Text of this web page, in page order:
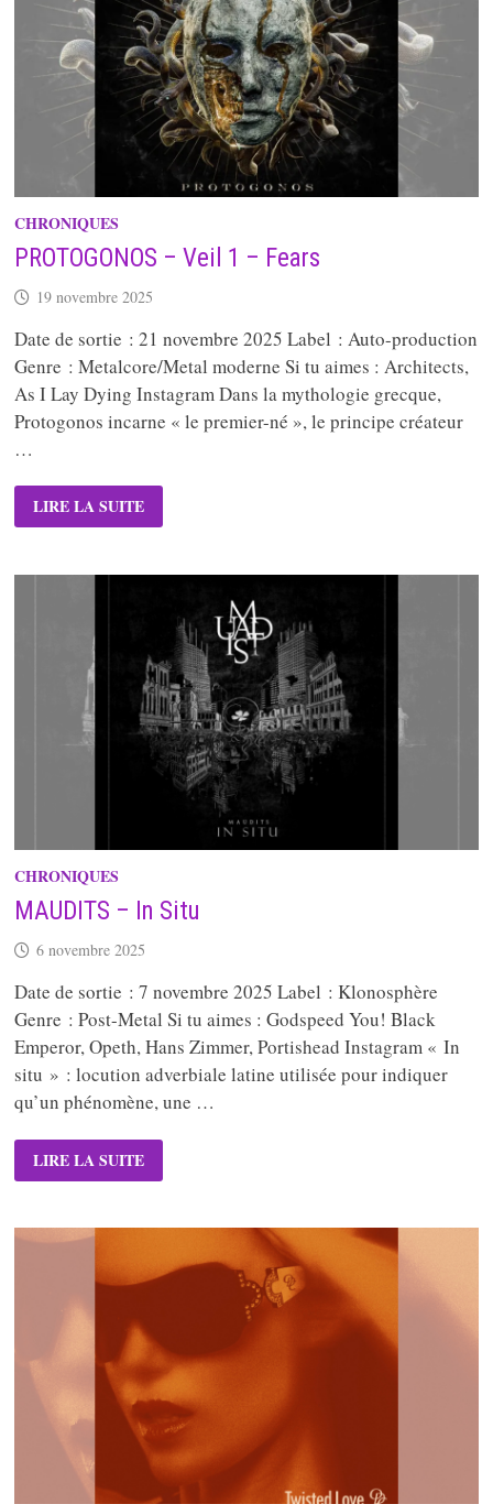
CHRONIQUES
PROTOGONOS – Veil 1 – Fears
19 novembre 2025
Date de sortie : 21 novembre 2025 Label : Auto-production
Genre : Metalcore/Metal moderne Si tu aimes : Architects,
As I Lay Dying Instagram Dans la mythologie grecque,
Protogonos incarne « le premier-né », le principe créateur
…
PROTOGONOS
–
VEIL
FEARS
LIRE LA SUITE
CHRONIQUES
MAUDITS – In Situ
6 novembre 2025
Date de sortie : 7 novembre 2025 Label : Klonosphère
Genre : Post-Metal Si tu aimes : Godspeed You! Black
Emperor, Opeth, Hans Zimmer, Portishead Instagram « In
situ » : locution adverbiale latine utilisée pour indiquer
qu’un phénomène, une …
MAUDITS
–
IN
LIRE LA SUITE